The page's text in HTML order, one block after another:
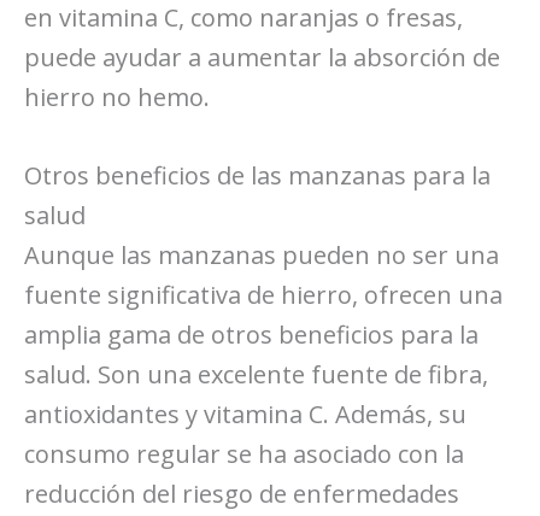
en vitamina C, como naranjas o fresas,
puede ayudar a aumentar la absorción de
hierro no hemo.
Otros beneficios de las manzanas para la
salud
Aunque las manzanas pueden no ser una
fuente significativa de hierro, ofrecen una
amplia gama de otros beneficios para la
salud. Son una excelente fuente de fibra,
antioxidantes y vitamina C. Además, su
consumo regular se ha asociado con la
reducción del riesgo de enfermedades